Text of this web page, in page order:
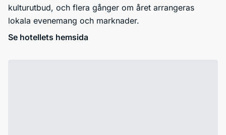
kulturutbud, och flera gånger om året arrangeras
lokala evenemang och marknader.
Se hotellets hemsida